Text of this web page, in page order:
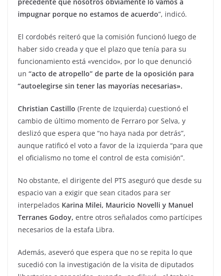
precedente que nosotros obviamente lo vamos a
impugnar porque no estamos de acuerdo”, indicó.
El cordobés reiteró que la comisión funcionó luego de
haber sido creada y que el plazo que tenía para su
funcionamiento está «vencido», por lo que denunció
un “acto de atropello” de parte de la oposición para
“autoelegirse sin tener las mayorías necesarias».
Christian Castillo (Frente de Izquierda) cuestionó el
cambio de último momento de Ferraro por Selva, y
deslizó que espera que “no haya nada por detrás”,
aunque ratificó el voto a favor de la izquierda “para que
el oficialismo no tome el control de esta comisión”.
No obstante, el dirigente del PTS aseguró que desde su
espacio van a exigir que sean citados para ser
interpelados Karina Milei, Mauricio Novelli y Manuel
Terranes Godoy, entre otros señalados como partícipes
necesarios de la estafa Libra.
Además, aseveró que espera que no se repita lo que
sucedió con la investigación de la visita de diputados